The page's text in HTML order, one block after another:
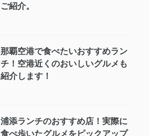
ご紹介。
那覇空港で食べたいおすすめラン
チ！空港近くのおいしいグルメも
紹介します！
浦添ランチのおすすめ店！実際に
食べ歩いたグルメをピックアップ